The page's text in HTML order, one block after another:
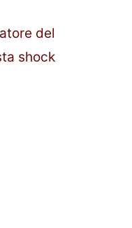
del
shock